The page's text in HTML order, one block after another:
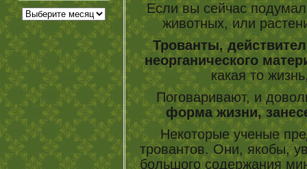
Если вы сейчас
животных, или
Трованты,
неорганического
какая то
Поговаривают, и
форма жизни,
Некоторые ученые
тровантов. Они, якобы,
большого содержания